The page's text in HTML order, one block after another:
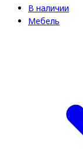
В наличии
Мебель